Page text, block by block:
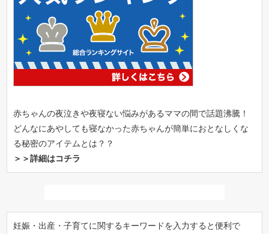
赤ちゃんの夜泣きや夜寝ない悩みがあるママの間で話題沸騰！
どんなにあやしても寝なかった赤ちゃんが簡単におとなしくな
る秘密のアイテムとは？？
＞＞詳細はコチラ
妊娠・出産・子育てに関するキーワードを入力すると便利で